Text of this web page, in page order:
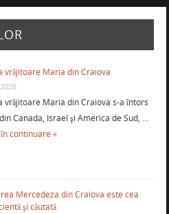
vrăjitoare Maria din Craiova
vrăjitoare Maria din Craiova s-a întors
Canada, Israel şi America de Sud, …
continuare »
Mercedeza din Craiova este cea
şi căutată